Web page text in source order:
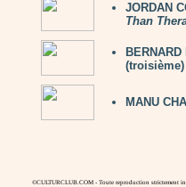
JORDAN
Than
MANU
©CULTURCLUB.COM - Toute reproduction strictement